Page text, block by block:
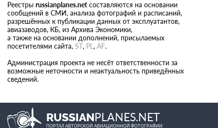
Реестры russianplanes.net составляются на основании
сообщений в СМИ, анализа фотографий и расписаний,
разрешённых к публикации данных от эксплуатантов,
авиазаводов, КБ, из Архива Экономики,
а также на основании дополнений, присылаемых
посетителями сайта, ST, PL , AF.
Администрация проекта не несёт ответственности за
возможные неточности и неактуальность приведённых
сведений.
RUSSIANPLANES.NET
ПОРТАЛ АВТОРСКОЙ АВИАЦИОННОЙ ФОТОГРАФИИ